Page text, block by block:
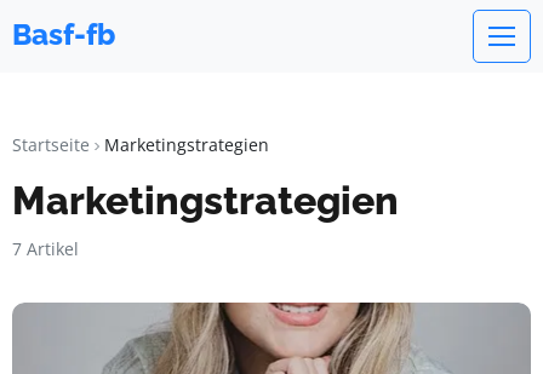
Basf-fb
Startseite Marketingstrategien
Marketingstrategien
7 Artikel